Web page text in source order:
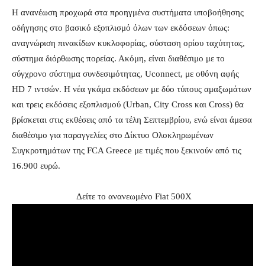
Η ανανέωση προχωρά στα προηγμένα συστήματα υποβοήθησης
οδήγησης στο βασικό εξοπλισμό όλων των εκδόσεων όπως:
αναγνώριση πινακίδων κυκλοφορίας, σύσταση ορίου ταχύτητας,
σύστημα διόρθωσης πορείας. Ακόμη, είναι διαθέσιμο με το
σύγχρονο σύστημα συνδεσιμότητας, Uconnect, με οθόνη αφής
HD 7 ιντσών. Η νέα γκάμα εκδόσεων με δύο τύπους αμαξωμάτων
και τρεις εκδόσεις εξοπλισμού (Urban, City Cross και Cross) θα
βρίσκεται στις εκθέσεις από τα τέλη Σεπτεμβρίου, ενώ είναι άμεσα
διαθέσιμο για παραγγελίες στο Δίκτυο Ολοκληρωμένων
Συγκροτημάτων της FCA Greece με τιμές που ξεκινούν από τις
16.900 ευρώ.
Δείτε το ανανεωμένο Fiat 500X